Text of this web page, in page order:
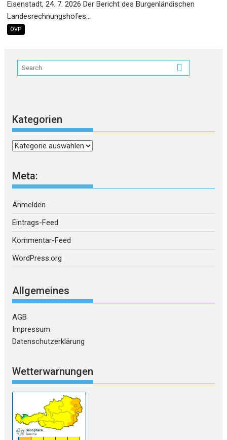
Eisenstadt, 24. 7. 2026 Der Bericht des Burgenländischen
Landesrechnungshofes...
ÖVP
Kategorien
Kategorien
Meta:
Anmelden
Eintrags-Feed
Kommentar-Feed
WordPress.org
Allgemeines
AGB
Impressum
Datenschutzerklärung
Wetterwarnungen